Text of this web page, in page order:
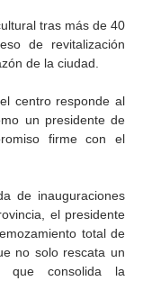
tras más de 40
de revitalización
de la ciudad.
centro responde al
un presidente de
firme con el
de inauguraciones
el presidente
total de
no solo rescata un
que consolida la